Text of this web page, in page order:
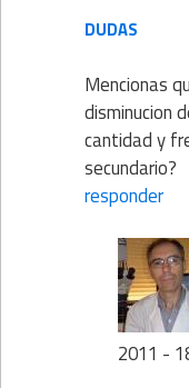
DUDAS
Mencionas
disminucion
cantidad y
secundario?
responder
2011 -